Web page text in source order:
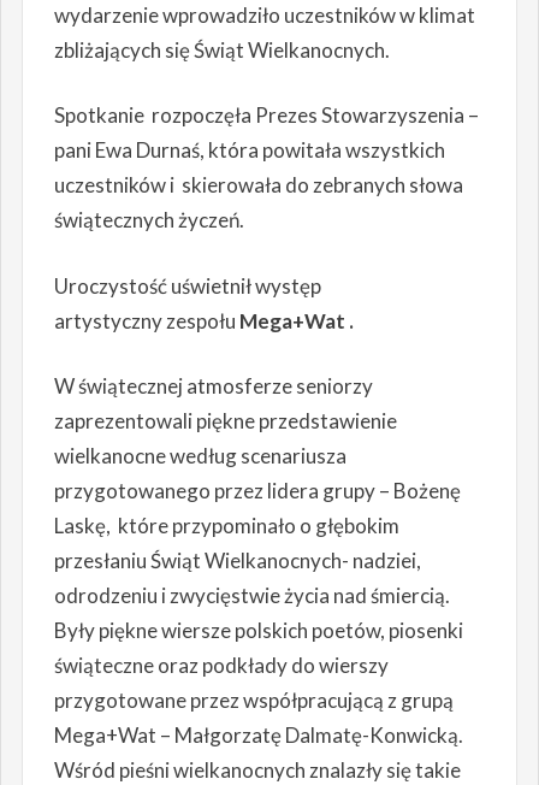
wydarzenie wprowadziło uczestników w klimat
zbliżających się Świąt Wielkanocnych.
Spotkanie rozpoczęła Prezes Stowarzyszenia –
pani Ewa Durnaś, która powitała wszystkich
uczestników i skierowała do zebranych słowa
świątecznych życzeń.
Uroczystość uświetnił występ
artystyczny zespołu Mega+Wat .
W świątecznej atmosferze seniorzy
zaprezentowali piękne przedstawienie
wielkanocne według scenariusza
przygotowanego przez lidera grupy – Bożenę
Laskę, które przypominało o głębokim
przesłaniu Świąt Wielkanocnych- nadziei,
odrodzeniu i zwycięstwie życia nad śmiercią.
Były piękne wiersze polskich poetów, piosenki
świąteczne oraz podkłady do wierszy
przygotowane przez współpracującą z grupą
Mega+Wat – Małgorzatę Dalmatę-Konwicką.
Wśród pieśni wielkanocnych znalazły się takie